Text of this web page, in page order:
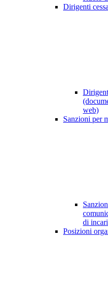
Dirigenti
web)
Sanzioni per
di
Posizioni